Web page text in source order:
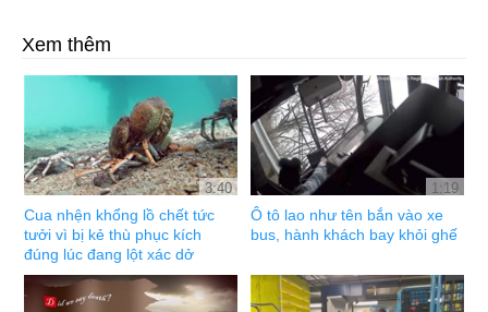
Xem thêm
3:40
Cua nhện khổng lồ chết tức
tưởi vì bị kẻ thù phục kích
đúng lúc đang lột xác dở
1:19
Ô tô lao như tên bắn vào xe
bus, hành khách bay khỏi ghế